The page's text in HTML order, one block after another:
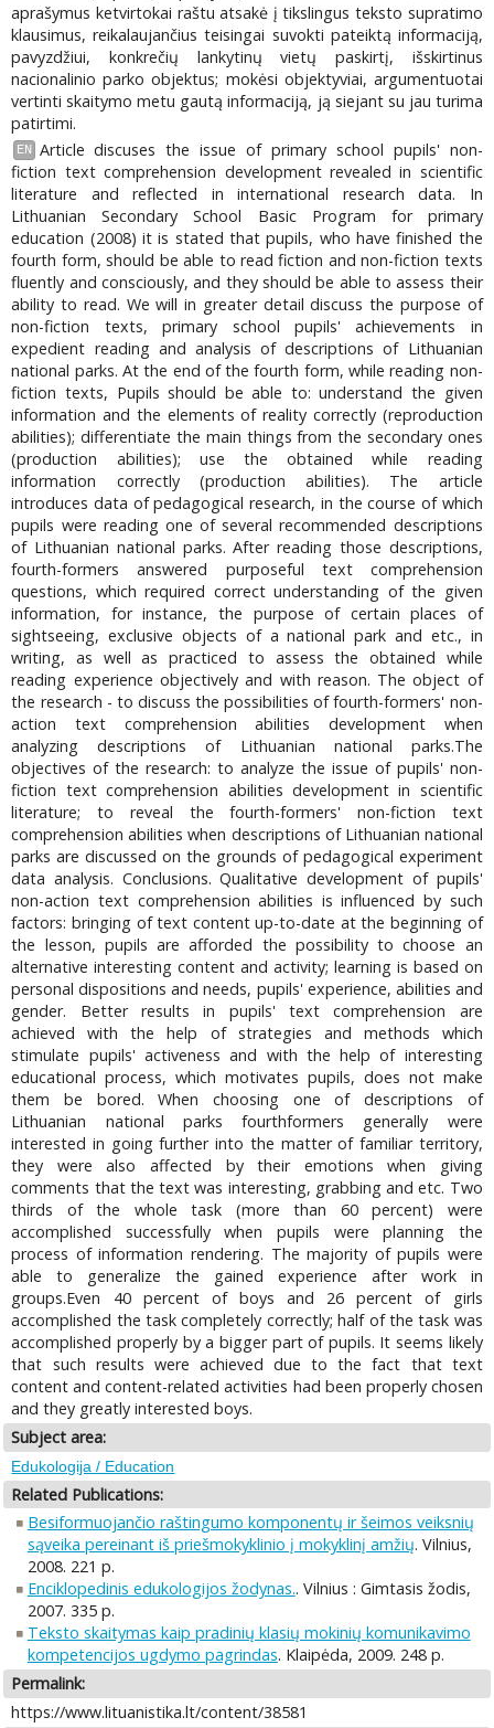
aprašymus ketvirtokai raštu atsakė į tikslingus teksto supratimo
klausimus, reikalaujančius teisingai suvokti pateiktą informaciją,
pavyzdžiui, konkrečių lankytinų vietų paskirtį, išskirtinus
nacionalinio parko objektus; mokėsi objektyviai, argumentuotai
vertinti skaitymo metu gautą informaciją, ją siejant su jau turima
patirtimi.
EN
Article discuses the issue of primary school pupils' non-
fiction text comprehension development revealed in scientific
literature and reflected in international research data. In
Lithuanian Secondary School Basic Program for primary
education (2008) it is stated that pupils, who have finished the
fourth form, should be able to read fiction and non-fiction texts
fluently and consciously, and they should be able to assess their
ability to read. We will in greater detail discuss the purpose of
non-fiction texts, primary school pupils' achievements in
expedient reading and analysis of descriptions of Lithuanian
national parks. At the end of the fourth form, while reading non-
fiction texts, Pupils should be able to: understand the given
information and the elements of reality correctly (reproduction
abilities); differentiate the main things from the secondary ones
(production abilities); use the obtained while reading
information correctly (production abilities). The article
introduces data of pedagogical research, in the course of which
pupils were reading one of several recommended descriptions
of Lithuanian national parks. After reading those descriptions,
fourth-formers answered purposeful text comprehension
questions, which required correct understanding of the given
information, for instance, the purpose of certain places of
sightseeing, exclusive objects of a national park and etc., in
writing, as well as practiced to assess the obtained while
reading experience objectively and with reason. The object of
the research - to discuss the possibilities of fourth-formers' non-
action text comprehension abilities development when
analyzing descriptions of Lithuanian national parks.The
objectives of the research: to analyze the issue of pupils' non-
fiction text comprehension abilities development in scientific
literature; to reveal the fourth-formers' non-fiction text
comprehension abilities when descriptions of Lithuanian national
parks are discussed on the grounds of pedagogical experiment
data analysis. Conclusions. Qualitative development of pupils'
non-action text comprehension abilities is influenced by such
factors: bringing of text content up-to-date at the beginning of
the lesson, pupils are afforded the possibility to choose an
alternative interesting content and activity; learning is based on
personal dispositions and needs, pupils' experience, abilities and
gender. Better results in pupils' text comprehension are
achieved with the help of strategies and methods which
stimulate pupils' activeness and with the help of interesting
educational process, which motivates pupils, does not make
them be bored. When choosing one of descriptions of
Lithuanian national parks fourthformers generally were
interested in going further into the matter of familiar territory,
they were also affected by their emotions when giving
comments that the text was interesting, grabbing and etc. Two
thirds of the whole task (more than 60 percent) were
accomplished successfully when pupils were planning the
process of information rendering. The majority of pupils were
able to generalize the gained experience after work in
groups.Even 40 percent of boys and 26 percent of girls
accomplished the task completely correctly; half of the task was
accomplished properly by a bigger part of pupils. It seems likely
that such results were achieved due to the fact that text
content and content-related activities had been properly chosen
and they greatly interested boys.
Subject area:
Edukologija / Education
Related Publications:
Besiformuojančio raštingumo komponentų ir šeimos veiksnių
sąveika pereinant iš priešmokyklinio į mokyklinį amžių. Vilnius,
2008. 221 p.
Enciklopedinis edukologijos žodynas.. Vilnius : Gimtasis žodis,
2007. 335 p.
Teksto skaitymas kaip pradinių klasių mokinių komunikavimo
kompetencijos ugdymo pagrindas. Klaipėda, 2009. 248 p.
Permalink:
https://www.lituanistika.lt/content/38581